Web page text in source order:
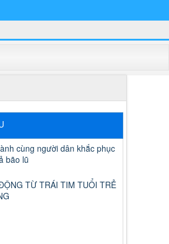
cùng người dân khắc phục
bão lũ
TỪ TRÁI TIM TUỔI TRẺ